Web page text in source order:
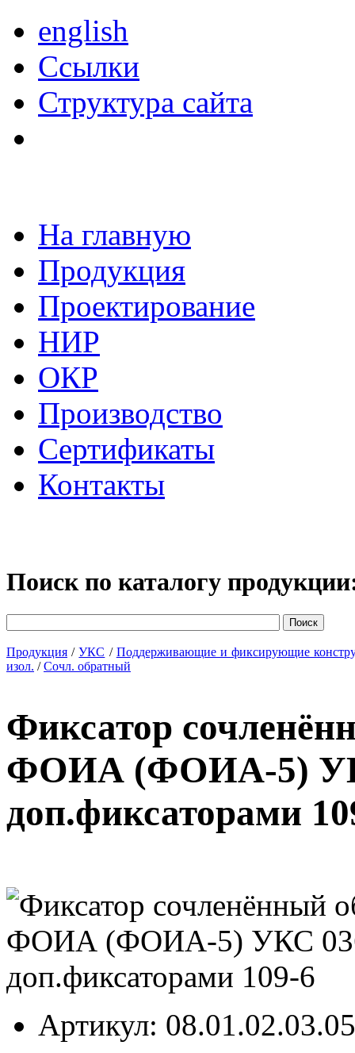
english
Ссылки
Структура сайта
На главную
Продукция
Проектирование
НИР
ОКР
Производство
Сертификаты
Контакты
Поиск по каталогу
Продукция /УКС / Поддерживающие и фиксирующие
изол. /Сочл. обратный
Фиксатор
ФОИА (ФОИА-5)
доп.фиксаторами
Артикул: